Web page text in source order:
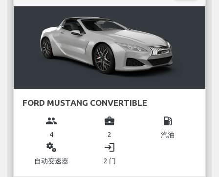
FORD MUSTANG CONVERTIBLE
group
4
business_center
2
local_gas_station
汽油
miscellaneous_services
自动变速器
login
2 门